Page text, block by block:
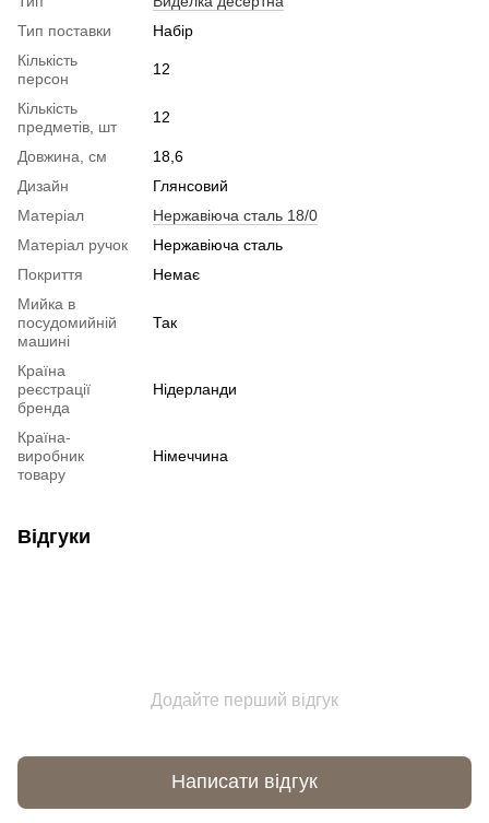
Тип поставки
Набір
Кількість
персон
12
Кількість
предметів, шт
12
Довжина, см
18,6
Дизайн
Глянсовий
Матеріал
Нержавіюча сталь 18/0
Матеріал ручок
Нержавіюча сталь
Покриття
Немає
Мийка в
посудомийній
машині
Так
Країна
реєстрації
бренда
Нідерланди
Країна-
виробник
товару
Німеччина
Відгуки
Додайте перший відгук
Написати відгук